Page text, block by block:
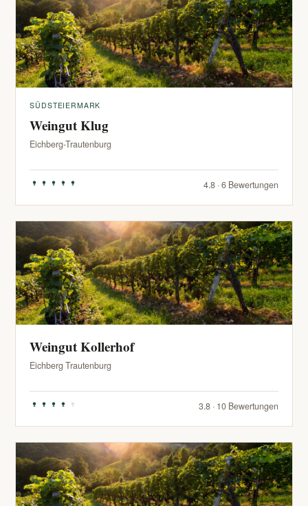
SÜDSTEIERMARK
Weingut Klug
Eichberg-Trautenburg
4.8 · 6 Bewertungen
Weingut Kollerhof
Eichberg Trautenburg
3.8 · 10 Bewertungen